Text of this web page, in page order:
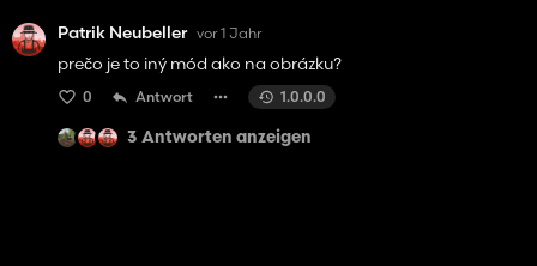
Patrik Neubeller vor 1 Jahr
prečo je to iný mód ako na obrázku?
0 Antwort 1.0.0.0
3 Antworten anzeigen